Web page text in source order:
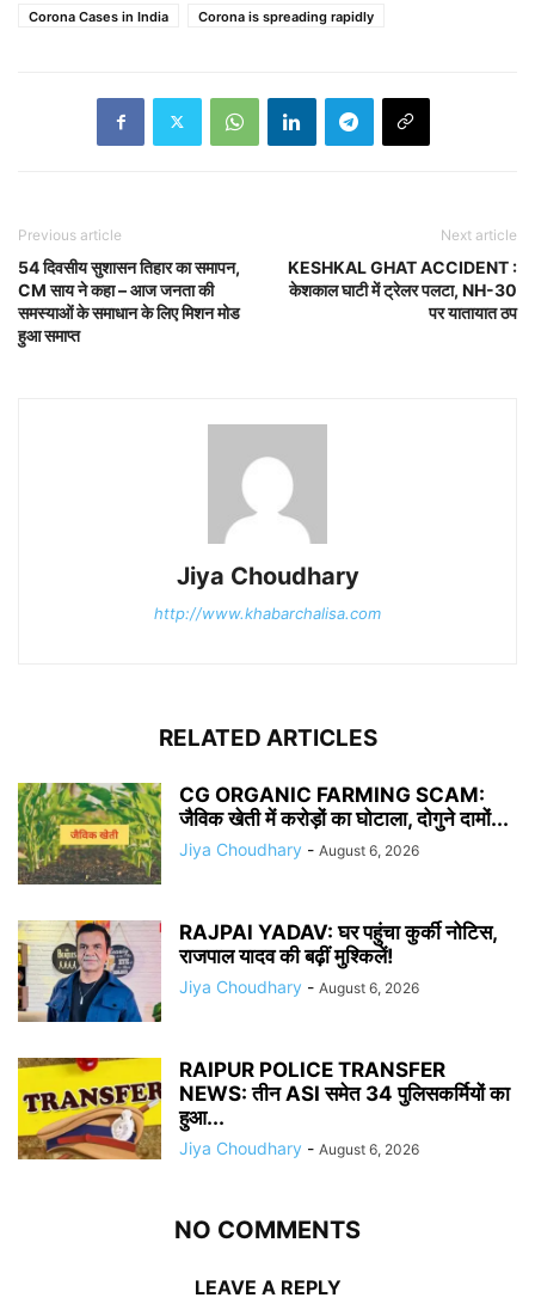
Corona Cases in India Corona is spreading rapidly
Previous article
54 दिवसीय सुशासन तिहार का समापन,
CM साय ने कहा – आज जनता की
समस्याओं के समाधान के लिए मिशन मोड
हुआ समाप्त
Next article
KESHKAL GHAT ACCIDENT :
केशकाल घाटी में ट्रेलर पलटा, NH-30
पर यातायात ठप
Jiya Choudhary
http://www.khabarchalisa.com
RELATED ARTICLES
CG ORGANIC FARMING SCAM:
जैविक खेती में करोड़ों का घोटाला, दोगुने दामों...
Jiya Choudhary - August 6, 2026
RAJPAl YADAV: घर पहुंचा कुर्की नोटिस,
राजपाल यादव की बढ़ीं मुश्किलें!
Jiya Choudhary - August 6, 2026
RAIPUR POLICE TRANSFER
NEWS: तीन ASI समेत 34 पुलिसकर्मियों का
हुआ...
Jiya Choudhary - August 6, 2026
NO COMMENTS
LEAVE A REPLY